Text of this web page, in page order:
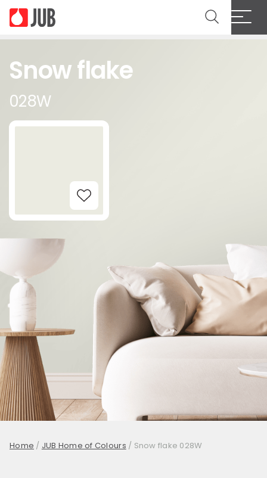
Snow flake
028W
Add to Wishlist
Home / JUB Home of Colours / Snow flake 028W